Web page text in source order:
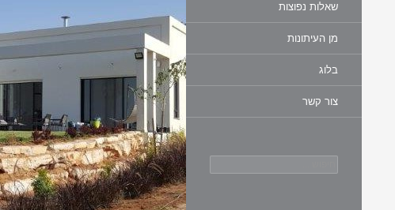
שאלות נפוצות
מן העיתונות
בלוג
צור קשר